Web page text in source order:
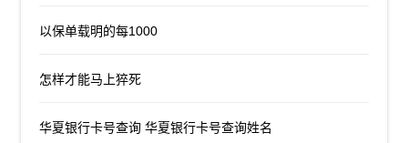
以保单载明的每1000
怎样才能马上猝死
华夏银行卡号查询 华夏银行卡号查询姓名